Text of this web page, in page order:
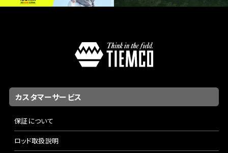
カスタマーサービス
保証について
ロッド取扱説明